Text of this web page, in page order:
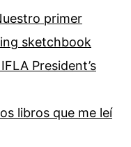
primer
sketchbook
President’s
libros que me leí